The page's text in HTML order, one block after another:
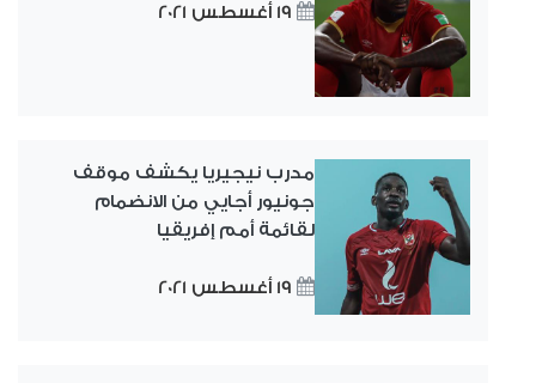
19 أغسطس 2021
مدرب نيجيريا يكشف موقف
جونيور أجايي من الانضمام
لقائمة أمم إفريقيا
19 أغسطس 2021